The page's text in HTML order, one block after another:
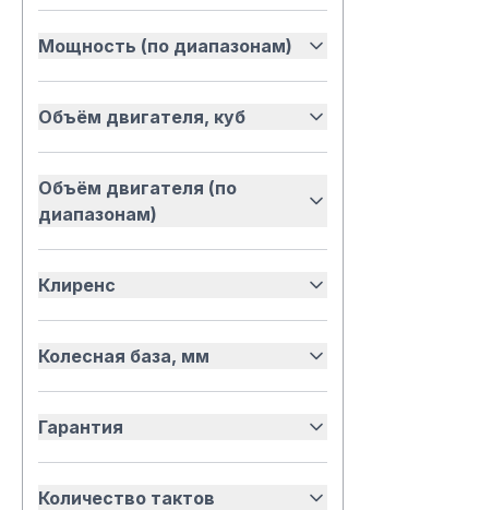
Мощность (по диапазонам)
Объём двигателя, куб
Объём двигателя (по
диапазонам)
Клиренс
Колесная база, мм
Гарантия
Количество тактов